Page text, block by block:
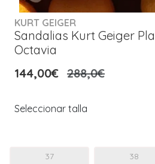
KURT GEIGER
Sandalias Kurt Geiger
Octavia
144,00€ 288,0€
Seleccionar talla
37 38